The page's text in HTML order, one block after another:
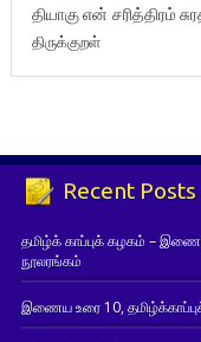
தியாகுஎன் சரித்திரம்
திருக்குறள்
Recent Posts
தமிழ்க் காப்புக் கழகம் –
நூலரங்கம்
இணைய உரை 10,